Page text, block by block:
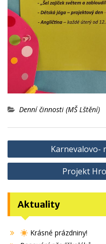
Denní činnosti (MŠ Lštění)
Navigace
pro
Karnevalovo-
Projekt
Aktuality
Krásné prázdniny!